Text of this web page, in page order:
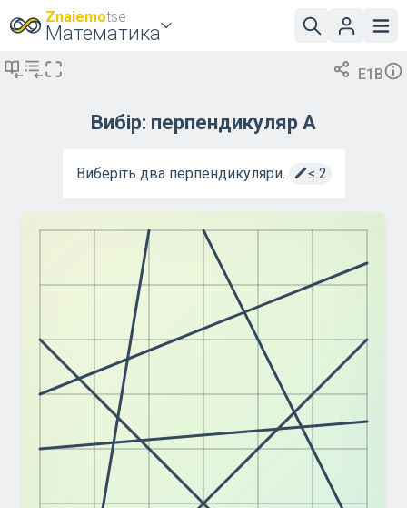
Znaiemotse
Математика
E1B
Вибір: перпендикуляр A
Виберіть два перпендикуляри. ≤ 2